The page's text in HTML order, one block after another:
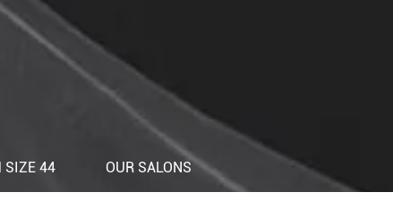
SIZE 44 OUR SALONS